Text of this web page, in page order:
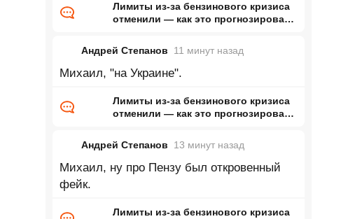
не
Лимиты из-за бензинового кризиса
отменили — как это прогнозировал
Андрей Степанов
11 минут назад
Михаил, "на Украине".
Лимиты из-за бензинового кризиса
отменили — как это прогнозировал
Андрей Степанов
13 минут назад
Михаил, ну про Пензу был откровенный
фейк.
Лимиты из-за бензинового кризиса